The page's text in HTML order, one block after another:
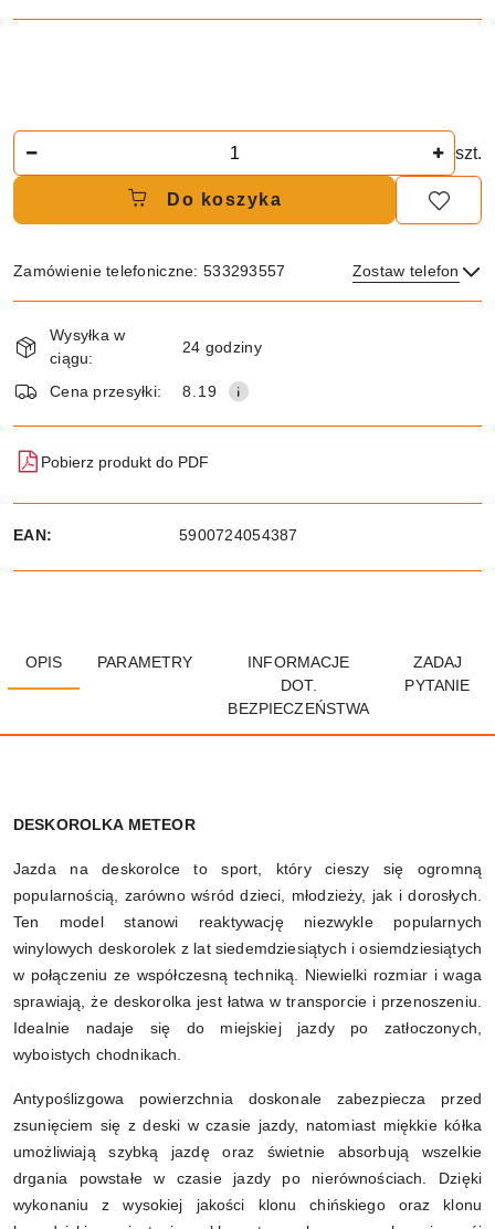
szt.
Do koszyka
Zamówienie telefoniczne: 533293557 Zostaw telefon
i
dostawa
Wysyłka w
ciągu:
24 godziny
Cena przesyłki: 8.19
Pobierz produkt do PDF
EAN: 5900724054387
OPIS PARAMETRY
INFORMACJE
DOT.
BEZPIECZEŃSTWA
ZADAJ
PYTANIE
DESKOROLKA METEOR
Jazda na deskorolce to sport, który cieszy się ogromną
popularnością, zarówno wśród dzieci, młodzieży, jak i dorosłych.
Ten model stanowi reaktywację niezwykle popularnych
winylowych deskorolek z lat siedemdziesiątych i osiemdziesiątych
w połączeniu ze współczesną techniką. Niewielki rozmiar i waga
sprawiają, że deskorolka jest łatwa w transporcie i przenoszeniu.
Idealnie nadaje się do miejskiej jazdy po zatłoczonych,
wyboistych chodnikach.
Antypoślizgowa powierzchnia doskonale zabezpiecza przed
zsunięciem się z deski w czasie jazdy, natomiast miękkie kółka
umożliwiają szybką jazdę oraz świetnie absorbują wszelkie
drgania powstałe w czasie jazdy po nierównościach. Dzięki
wykonaniu z wysokiej jakości klonu chińskiego oraz klonu